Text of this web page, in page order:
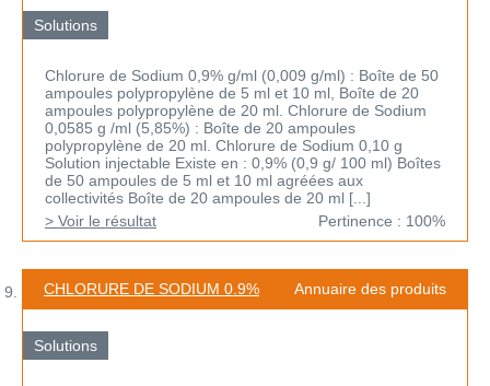
Solutions
Chlorure de Sodium 0,9% g/ml (0,009 g/ml) : Boîte de 50
ampoules polypropylène de 5 ml et 10 ml, Boîte de 20
ampoules polypropylène de 20 ml. Chlorure de Sodium
0,0585 g /ml (5,85%) : Boîte de 20 ampoules
polypropylène de 20 ml. Chlorure de Sodium 0,10 g
Solution injectable Existe en : 0,9% (0,9 g/ 100 ml) Boîtes
de 50 ampoules de 5 ml et 10 ml agréées aux
collectivités Boîte de 20 ampoules de 20 ml [...]
> Voir le résultat
Pertinence : 100%
CHLORURE DE SODIUM 0.9% Annuaire des produits
Solutions